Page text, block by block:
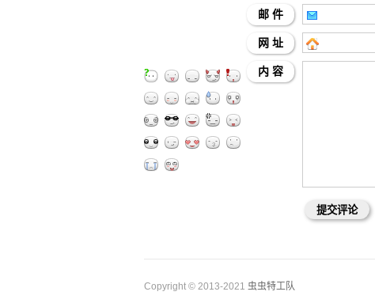
邮 件
网 址
内 容
Copyright © 2013-2021 虫虫特工队